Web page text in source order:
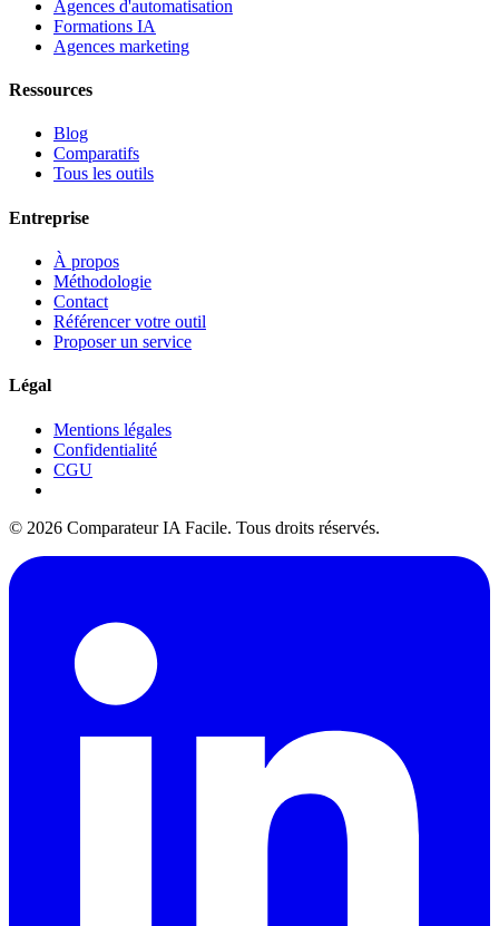
Agences d'automatisation
Formations IA
Agences marketing
Ressources
Blog
Comparatifs
Tous les outils
Entreprise
À propos
Méthodologie
Contact
Référencer votre outil
Proposer un service
Légal
Mentions légales
Confidentialité
CGU
© 2026 Comparateur IA Facile. Tous droits réservés.